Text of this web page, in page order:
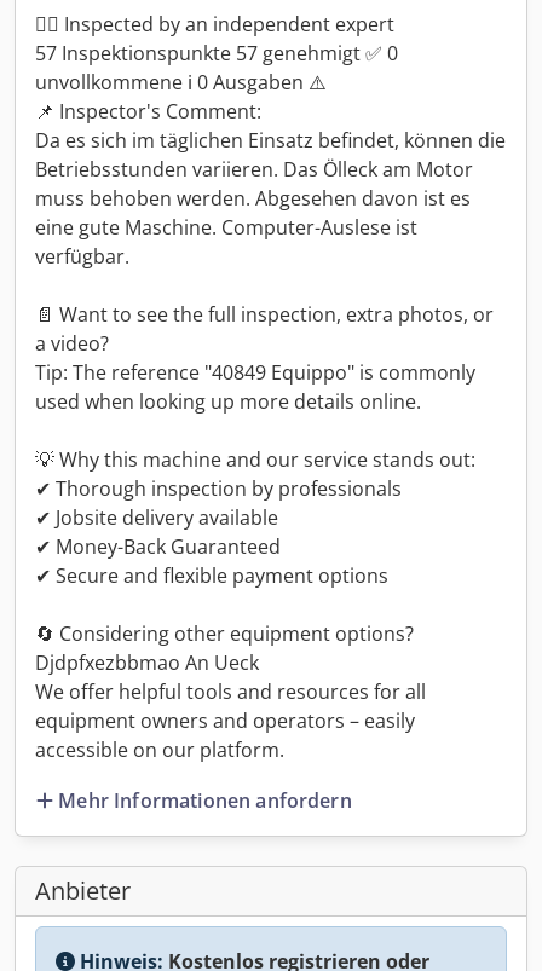
👷‍♂️ Inspected by an independent expert
57 Inspektionspunkte 57 genehmigt ✅ 0
unvollkommene ℹ️ 0 Ausgaben ⚠️
📌 Inspector's Comment:
Da es sich im täglichen Einsatz befindet, können die
Betriebsstunden variieren. Das Ölleck am Motor
muss behoben werden. Abgesehen davon ist es
eine gute Maschine. Computer-Auslese ist
verfügbar.
📄 Want to see the full inspection, extra photos, or
a video?
Tip: The reference "40849 Equippo" is commonly
used when looking up more details online.
💡 Why this machine and our service stands out:
✔ Thorough inspection by professionals
✔ Jobsite delivery available
✔ Money-Back Guaranteed
✔ Secure and flexible payment options
🔄 Considering other equipment options?
Djdpfxezbbmao An Ueck
We offer helpful tools and resources for all
equipment owners and operators – easily
accessible on our platform.
Mehr Informationen anfordern
Anbieter
Hinweis: Kostenlos registrieren oder